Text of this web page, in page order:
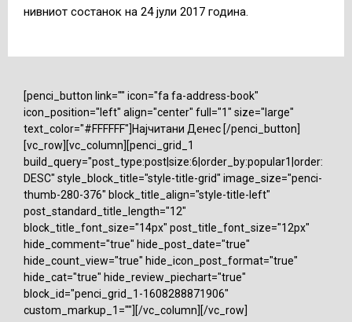
нивниот состанок на 24 јули 2017 година.
[penci_button link="" icon="fa fa-address-book"
icon_position="left" align="center" full="1" size="large"
text_color="#FFFFFF"]Најчитани Денес [/penci_button]
[vc_row][vc_column][penci_grid_1
build_query="post_type:post|size:6|order_by:popular1|order:
DESC" style_block_title="style-title-grid" image_size="penci-
thumb-280-376" block_title_align="style-title-left"
post_standard_title_length="12"
block_title_font_size="14px" post_title_font_size="12px"
hide_comment="true" hide_post_date="true"
hide_count_view="true" hide_icon_post_format="true"
hide_cat="true" hide_review_piechart="true"
block_id="penci_grid_1-1608288871906"
custom_markup_1=""][/vc_column][/vc_row]